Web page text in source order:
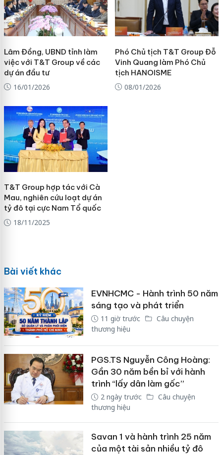
Lâm Đồng, UBND tỉnh làm
việc với T&T Group về các
dự án đầu tư
16/01/2026
Phó Chủ tịch T&T Group Đỗ
Vinh Quang làm Phó Chủ
tịch HANOISME
08/01/2026
T&T Group hợp tác với Cà
Mau, nghiên cứu loạt dự án
tỷ đô tại cực Nam Tổ quốc
18/11/2025
Bài viết khác
EVNHCMC - Hành trình 50 năm
sáng tạo và phát triển
11 giờ trước
Câu chuyện
thương hiệu
PGS.TS Nguyễn Công Hoàng:
Gần 30 năm bền bỉ với hành
trình “lấy dân làm gốc”
2 ngày trước
Câu chuyện
thương hiệu
Savan 1 và hành trình 25 năm
của một tài sản nhiều tỷ đô